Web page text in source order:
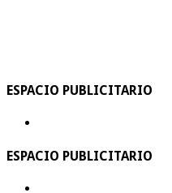
ESPACIO PUBLICITARIO
ESPACIO PUBLICITARIO